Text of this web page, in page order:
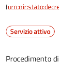
(
Servizio attivo
Procedimento